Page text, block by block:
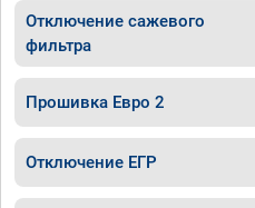
Отключение сажевого
фильтра
Прошивка Евро 2
Отключение ЕГР